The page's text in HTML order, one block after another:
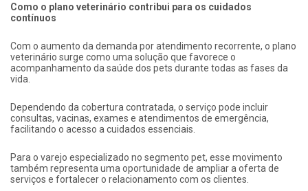
Como o plano veterinário contribui para os cuidados
contínuos
Com o aumento da demanda por atendimento recorrente, o plano
veterinário surge como uma solução que favorece o
acompanhamento da saúde dos pets durante todas as fases da
vida.
Dependendo da cobertura contratada, o serviço pode incluir
consultas, vacinas, exames e atendimentos de emergência,
facilitando o acesso a cuidados essenciais.
Para o varejo especializado no segmento pet, esse movimento
também representa uma oportunidade de ampliar a oferta de
serviços e fortalecer o relacionamento com os clientes.